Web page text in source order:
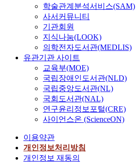
학술관계분석서비스(SAM)
사서커뮤니티
기관회원
지식나눔(LOOK)
의학전자도서관(MEDLIS)
유관기관 사이트
교육부(MOE)
국립장애인도서관(NLD)
국립중앙도서관(NL)
국회도서관(NAL)
연구윤리정보포털(CRE)
사이언스온 (ScienceON)
이용약관
개인정보처리방침
개인정보 재동의